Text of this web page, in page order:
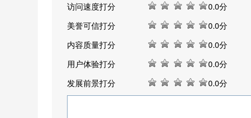
访问速度打分 0.0分
美誉可信打分
0.0分
内容质量打分
0.0分
用户体验打分
0.0分
发展前景打分
0.0分